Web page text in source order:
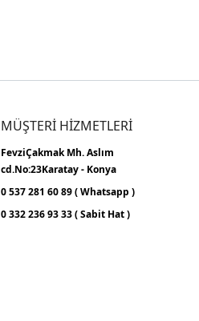
MÜŞTERİ HİZMETLERİ
FevziÇakmak Mh.Aslım
cd.No:23Karatay - Konya
0 537 281 60 89 ( Whatsapp )
0 332 236 93 33 ( Sabit Hat )